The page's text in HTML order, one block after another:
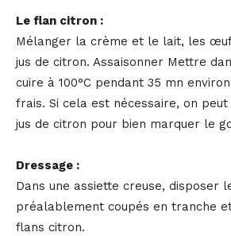
Le flan citron :
Mélanger la crème et le lait, les
jus de citron. Assaisonner Mettre
cuire à 100°C pendant 35 mn
frais. Si cela est nécessaire, on
jus de citron pour bien marquer le
Dressage :
Dans une assiette creuse, disposer
préalablement coupés en tranche
flans citron.